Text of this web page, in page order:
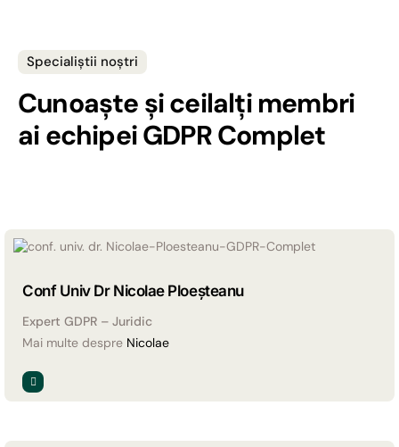
Specialiștii noștri
Cunoaște și ceilalți membri
ai echipei GDPR Complet
Conf Univ Dr Nicolae Ploeșteanu
Expert GDPR – Juridic
Mai multe despre Nicolae